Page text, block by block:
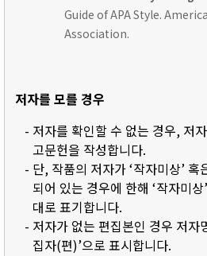
Guide of APA Style.
Association.
저자를 모를 경우
- 저자를 확인할 수 없는 경우, 저
고문헌을 작성합니다.
- 단, 작품의 저자가 ‘작자미상’
되어 있는 경우에 한해 ‘작자미
대로 표기합니다.
- 저자가 없는 편집본인 경우 저자
집자(편)’으로 표시합니다.